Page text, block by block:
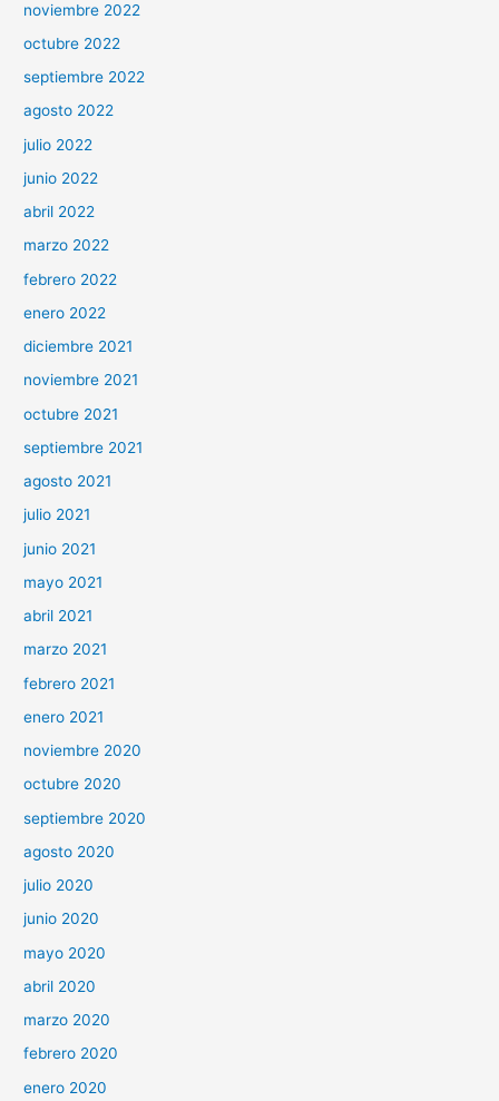
noviembre 2022
octubre 2022
septiembre 2022
agosto 2022
julio 2022
junio 2022
abril 2022
marzo 2022
febrero 2022
enero 2022
diciembre 2021
noviembre 2021
octubre 2021
septiembre 2021
agosto 2021
julio 2021
junio 2021
mayo 2021
abril 2021
marzo 2021
febrero 2021
enero 2021
noviembre 2020
octubre 2020
septiembre 2020
agosto 2020
julio 2020
junio 2020
mayo 2020
abril 2020
marzo 2020
febrero 2020
enero 2020